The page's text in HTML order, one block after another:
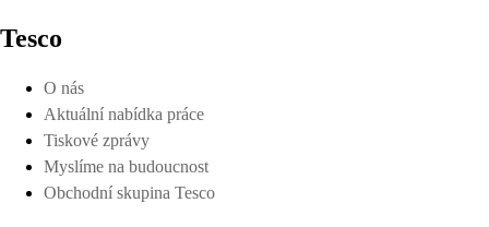
Tesco
O nás
Aktuální nabídka práce
Tiskové zprávy
Myslíme na budoucnost
Obchodní skupina Tesco